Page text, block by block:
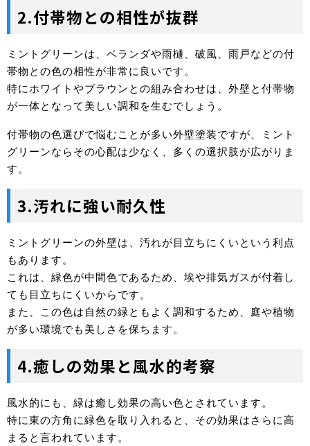
2.付帯物との相性が抜群
ミントグリーンは、ベランダや雨樋、破風、雨戸などの付
帯物との色の相性が非常に良いです。
特にホワイトやブラウンとの組み合わせは、外壁と付帯物
が一体となって美しい調和を生むでしょう。
付帯物の色選びで悩むことが多い外壁塗装ですが、ミント
グリーンならその心配は少なく、多くの選択肢が広がりま
す。
3.汚れに強い耐久性
ミントグリーンの外壁は、汚れが目立ちにくいという利点
もあります。
これは、緑色が中間色であるため、埃や排気ガスが付着し
ても目立ちにくいからです。
また、この色は自然の緑ともよく調和するため、庭や植物
が多い環境でも美しさを保ちます。
4.癒しの効果と風水的考察
風水的にも、緑は癒し効果の高い色とされています。
特に東の方角に緑色を取り入れると、その効果はさらに高
まると言われています。